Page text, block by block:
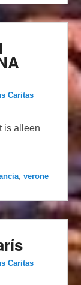
Caritas
is alleen
,verone
Caritas